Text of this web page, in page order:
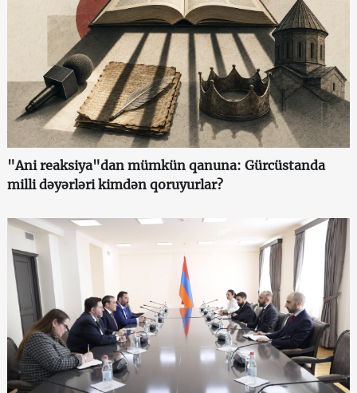
"Ani reaksiya"dan mümkün qanuna: Gürcüstanda
milli dəyərləri kimdən qoruyurlar?